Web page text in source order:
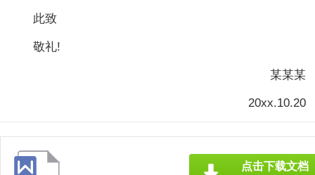
此致
敬礼!
某某某
20xx.10.20
点击下载文档